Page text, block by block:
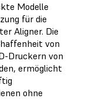
Modelle
für die
Aligner. Die
von
Druckern von
ermöglicht
ohne